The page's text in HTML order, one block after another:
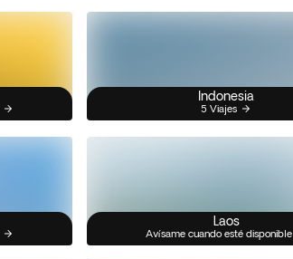
Indonesia
5 Viajes
Laos
Avísame cuando esté disponible